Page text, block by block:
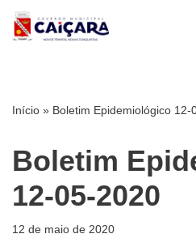
Pular
Início » Boletim Epidemiológico 12-
Boletim
12-05-2020
12 de maio de 2020